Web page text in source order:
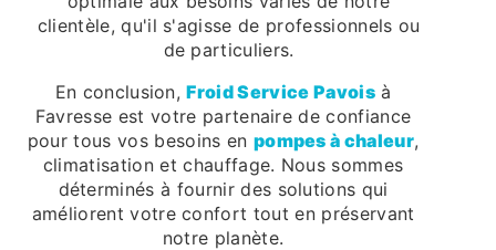
clientèle, qu'il s'agisse de professionnels ou
de particuliers.
En conclusion,Froid Service Pavoisà
Favresse est votre partenaire de confiance
pour tous vos besoins en pompes à chaleur,
climatisation et chauffage. Nous sommes
déterminés à fournir des solutions qui
améliorent votre confort tout en préservant
notre planète.